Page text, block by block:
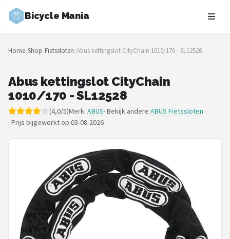
Bicycle Mania
Zoeken
NAVIGATIE
Merken
Blog
Kinderfietsen
Stadsfietsen
Elektrische fietsen
Home/Shop/Fietssloten/Abus kettingslot CityChain 1010/170 - SL12528
Abus kettingslot CityChain
1010/170 - SL12528
(4,0/5)Merk: ABUS· Bekijk andere ABUS Fietssloten
· Prijs bijgewerkt op 03-08-2026